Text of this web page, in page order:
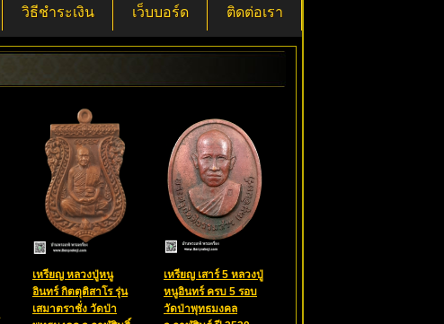
ติดต่อเรา
เว็บบอร์ด
วิธีชำระเงิน
เหรียญ หลวงปู่หนู
อินทร์ กิตตุติสาโร รุ่น
เสมาตราชั่ง วัดป่า
เหรียญ เสาร์ 5 หลวงปู่
หนูอินทร์ ครบ 5 รอบ
วัดป่าพุทธมงคล